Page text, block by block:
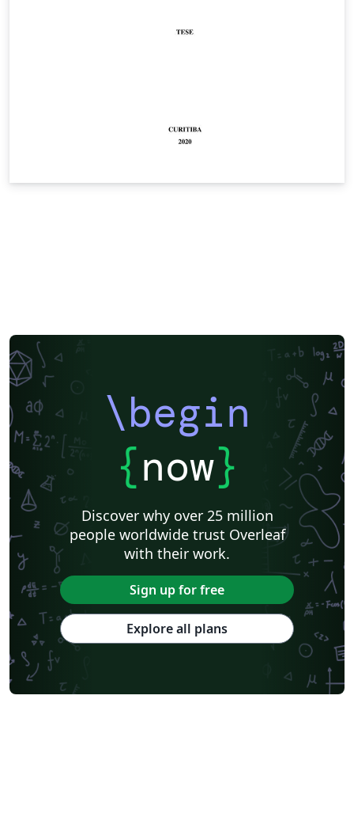
\begin
{now}
Discover why over 25 million
people worldwide trust Overleaf
with their work.
Sign up for free
Explore all plans